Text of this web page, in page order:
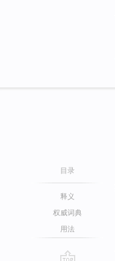
目录
释义
权威词典
用法